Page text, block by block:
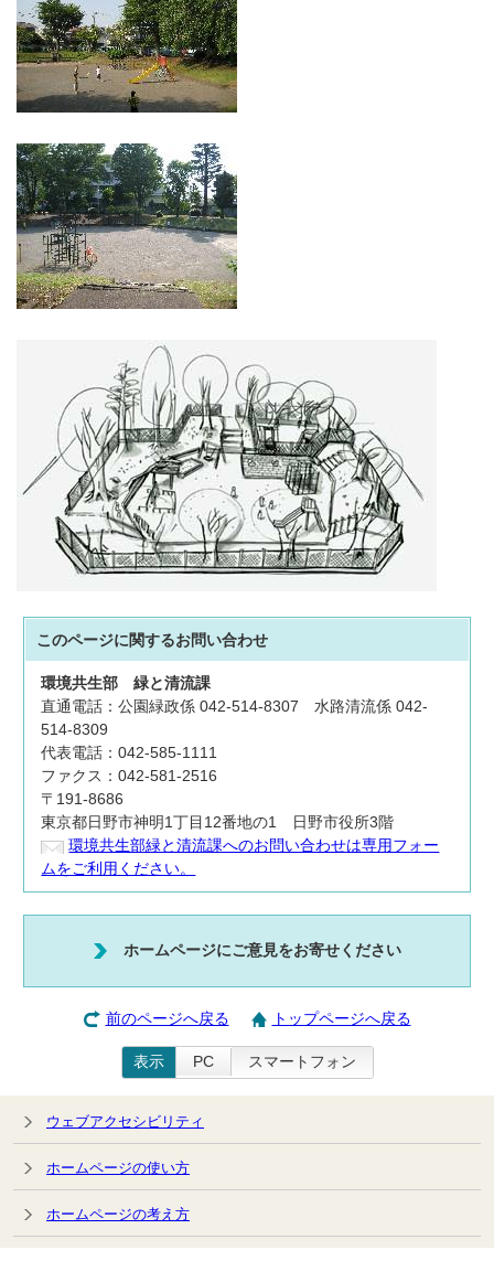
このページに関するお問い合わせ
環境共生部緑と清流課
直通電話：公園緑政係 042-514-8307 水路清流係 042-
514-8309
代表電話：042-585-1111
ファクス：042-581-2516
〒191-8686
東京都日野市神明1丁目12番地の1 日野市役所3階
環境共生部緑と清流課へのお問い合わせは専用フォー
ムをご利用ください。
ホームページにご意見をお寄せください
前のページへ戻る トップページへ戻る
表示 PC スマートフォン
ウェブアクセシビリティ
ホームページの使い方
ホームページの考え方